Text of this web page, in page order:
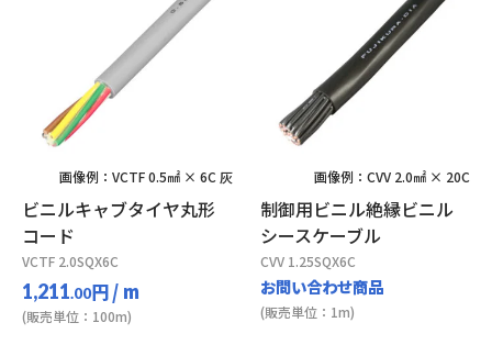
画像例：VCTF 0.5㎟ × 6C 灰
ビニルキャブタイヤ丸形
コード
VCTF 2.0SQX6C
1,211.00円/ m
(販売単位：100m)
画像例：CVV 2.0㎟ × 20C
制御用ビニル絶縁ビニル
シースケーブル
CVV 1.25SQX6C
お問い合わせ商品
(販売単位：1m)